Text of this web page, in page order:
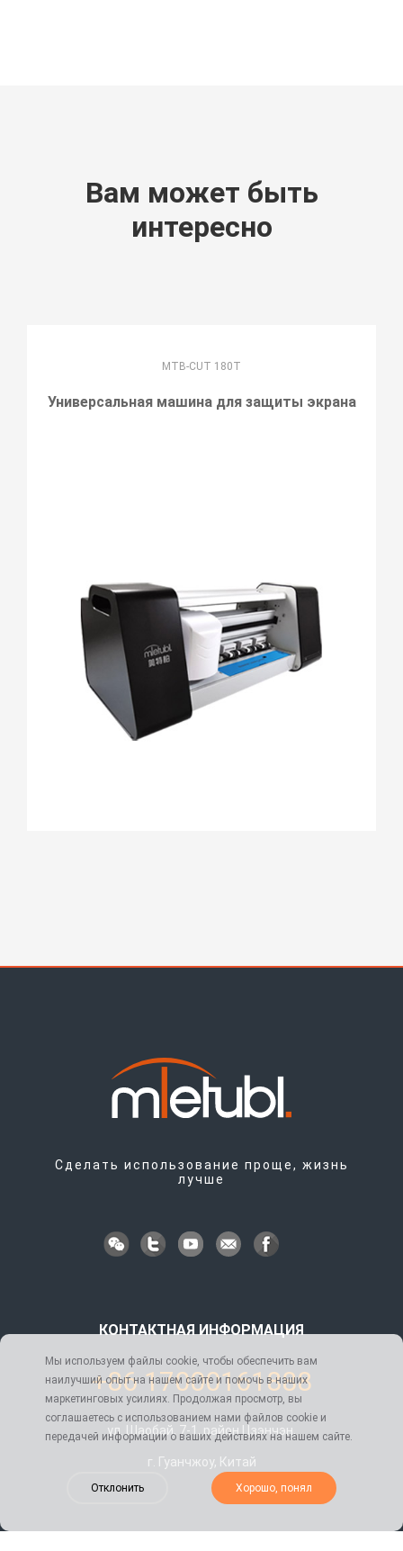
Вам может быть
интересно
MTB-CUT 180T
Универсальная машина для защиты экрана
Сделать использование проще, жизнь
лучше
КОНТАКТНАЯ ИНФОРМАЦИЯ
+86 17000161888
ул. Шаобай, 7-1, район Цзэнчэн,
г. Гуанчжоу, Китай
Мы используем файлы cookie, чтобы обеспечить вам
наилучший опыт на нашем сайте и помочь в наших
маркетинговых усилиях. Продолжая просмотр, вы
соглашаетесь с использованием нами файлов cookie и
передачей информации о ваших действиях на нашем сайте.
Отклонить Хорошо, понял